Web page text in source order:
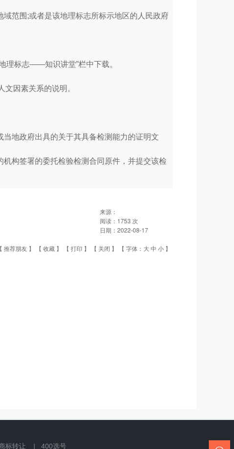
范围;或者是该地理标志所标示地区的人民政府
理标志——知识讲堂”栏中下载。
因素关系的说明。
地政府出具的关于其具备检测能力的证明文
构签署的委托检验检测合同原件，并提交该检
来源：
阅读： 1753 次
日期： 2022-08-17
推荐朋友 】 【 收藏 】 【 打印 】 【 关闭 】 【 字体： 大中 小 】
标转让 | 400选号